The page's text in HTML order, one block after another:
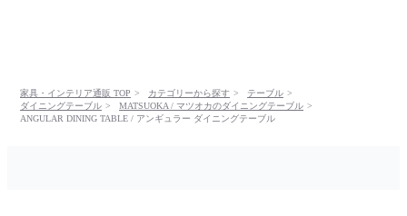
家具・インテリア通販 TOP カテゴリーから探す
テーブル
ダイニングテーブル
MATSUOKA / マツオカのダイニングテーブル
ANGULAR DINING TABLE / アンギュラー ダイニングテーブル